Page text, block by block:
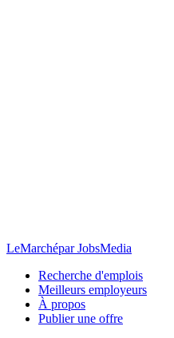
LeMarchépar JobsMedia
Recherche d'emplois
Meilleurs employeurs
À propos
Publier une offre